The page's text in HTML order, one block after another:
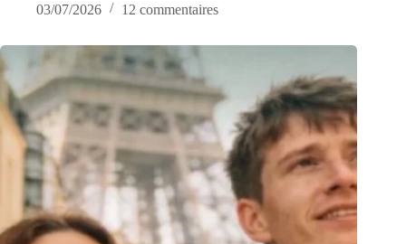
03/07/2026
12 commentaires